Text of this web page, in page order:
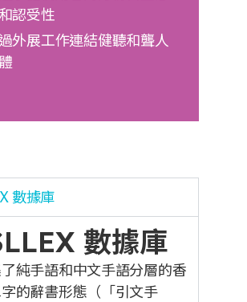
認受性
外展工作連結健聽和聾人
數據庫
數據庫
純手語和中文手語分層的香
的辭書形態（「引文手